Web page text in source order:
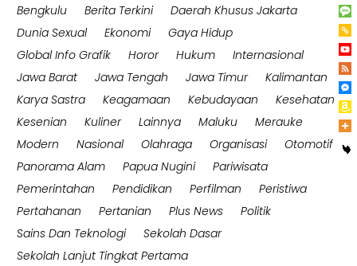
Bengkulu
Berita Terkini
Daerah Khusus Jakarta
Dunia Sexual
Ekonomi
Gaya Hidup
Global Info Grafik
Horor Hukum
Internasional
Jawa Barat
Jawa Tengah Jawa Timur
Kalimantan
Karya Sastra
Keagamaan Kebudayaan
Kesehatan
Kesenian
Kuliner Lainnya Maluku
Merauke
Modern
Nasional Olahraga Organisasi
Otomotif
Panorama Alam
Papua Nugini
Pariwisata
Pemerintahan
Pendidikan Perfilman
Peristiwa
Pertahanan
Pertanian Plus News
Politik
Sains Dan Teknologi
Sekolah Dasar
Sekolah Lanjut Tingkat Pertama